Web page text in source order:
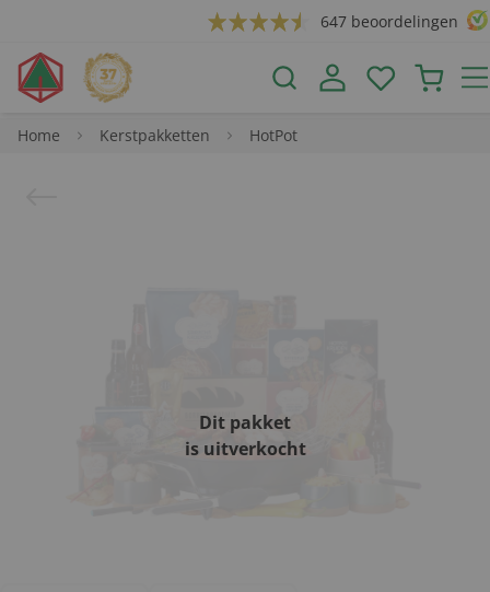
647 beoordelingen
Home Kerstpakketten HotPot
Dit pakket
is uitverkocht